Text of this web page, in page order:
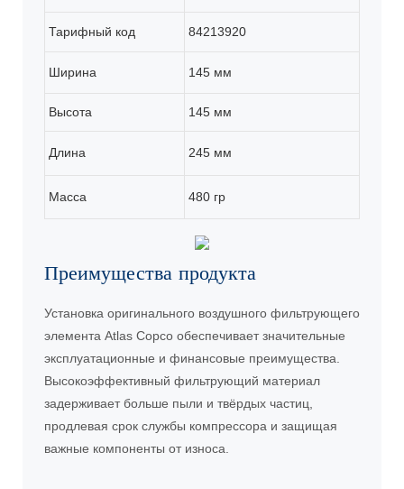
Тарифный код 84213920
Ширина 145 мм
Высота 145 мм
Длина 245 мм
Масса 480 гр
Преимущества продукта
Установка оригинального воздушного фильтрующего
элемента Atlas Copco обеспечивает значительные
эксплуатационные и финансовые преимущества.
Высокоэффективный фильтрующий материал
задерживает больше пыли и твёрдых частиц,
продлевая срок службы компрессора и защищая
важные компоненты от износа.